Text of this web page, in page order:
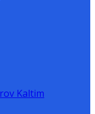
Kaltim